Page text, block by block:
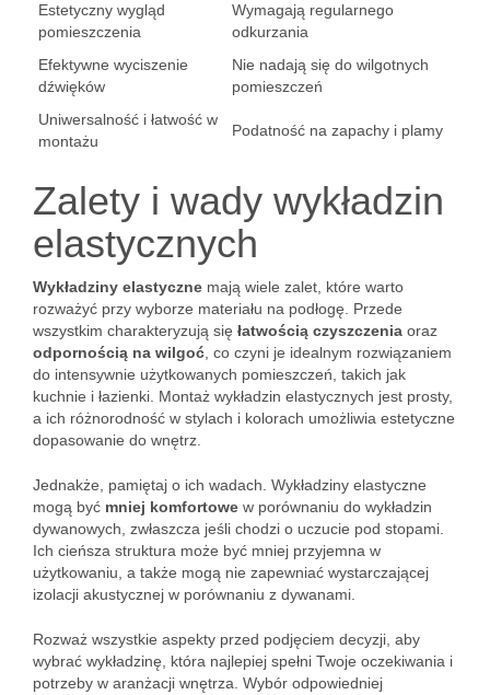
Estetyczny wygląd
pomieszczenia
Wymagają regularnego
odkurzania
Efektywne wyciszenie
dźwięków
Nie nadają się do wilgotnych
pomieszczeń
Uniwersalność i łatwość w
montażu
Podatność na zapachy i plamy
Zalety i wady wykładzin
elastycznych
Wykładziny elastyczne mają wiele zalet, które warto
rozważyć przy wyborze materiału na podłogę. Przede
wszystkim charakteryzują się łatwością czyszczenia oraz
odpornością na wilgoć , co czyni je idealnym rozwiązaniem
do intensywnie użytkowanych pomieszczeń, takich jak
kuchnie i łazienki. Montaż wykładzin elastycznych jest prosty,
a ich różnorodność w stylach i kolorach umożliwia estetyczne
dopasowanie do wnętrz.
Jednakże, pamiętaj o ich wadach. Wykładziny elastyczne
mogą być mniej komfortowe w porównaniu do wykładzin
dywanowych, zwłaszcza jeśli chodzi o uczucie pod stopami.
Ich cieńsza struktura może być mniej przyjemna w
użytkowaniu, a także mogą nie zapewniać wystarczającej
izolacji akustycznej w porównaniu z dywanami.
Rozważ wszystkie aspekty przed podjęciem decyzji, aby
wybrać wykładzinę, która najlepiej spełni Twoje oczekiwania i
potrzeby w aranżacji wnętrza. Wybór odpowiedniej